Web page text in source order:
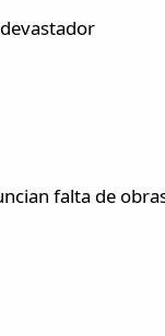
falta de